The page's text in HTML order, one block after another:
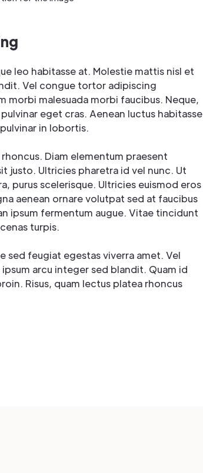
leo habitasse at. Molestie mattis nisl et
Vel congue tortor adipiscing
morbi malesuada morbi faucibus. Neque,
eget cras. Aenean luctus habitasse
in lobortis.
Diam elementum praesent
justo. Ultricies pharetra id vel nunc. Ut
purus scelerisque. Ultricies euismod eros
aenean ornare volutpat sed at faucibus
ipsum fermentum augue. Vitae tincidunt
turpis.
sed feugiat egestas viverra amet. Vel
arcu integer sed blandit. Quam id
Risus, quam lectus platea rhoncus